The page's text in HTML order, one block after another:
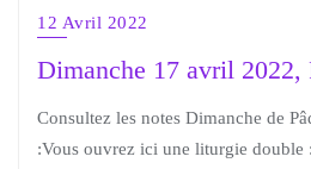
12 Avril 2022
Dimanche 17 avril 2022,
Consultez les notes Dimanche de
:Vous ouvrez ici une liturgie double